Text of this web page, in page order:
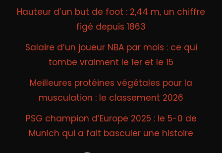
Hauteur d’un but de foot : 2,44 m, un chiffre
figé depuis 1863
Salaire d’un joueur NBA par mois : ce qui
tombe vraiment le 1er et le 15
Meilleures protéines végétales pour la
musculation : le classement 2026
PSG champion d’Europe 2025 : le 5-0 de
Munich qui a fait basculer une histoire